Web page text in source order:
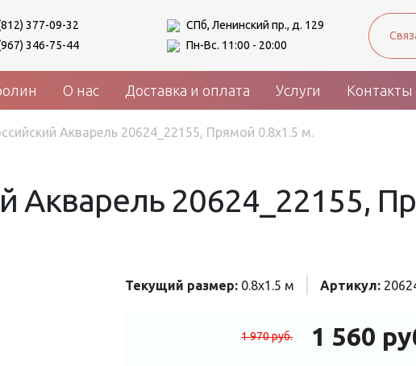
377-09-32
346-75-44
СПб, Ленинский пр., д. 129
Пн-Вс. 11:00 - 20:00
О нас Доставка и оплата Услуги Контакты
Акварель 20624_22155, Прямой 0.8x1.5 м.
Акварель 20624_22155,
Текущий размер:0.8x1.5 м Артикул:
1 970руб. 1 560